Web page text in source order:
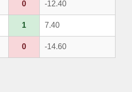
0 -12.40
1 7.40
0 -14.60